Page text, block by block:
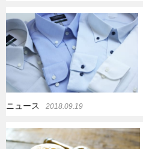
ニュース 2018.09.19